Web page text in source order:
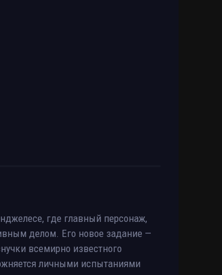
где главный персонаж,
делом. Его новое задание —
всемирно известного
личными испытаниями